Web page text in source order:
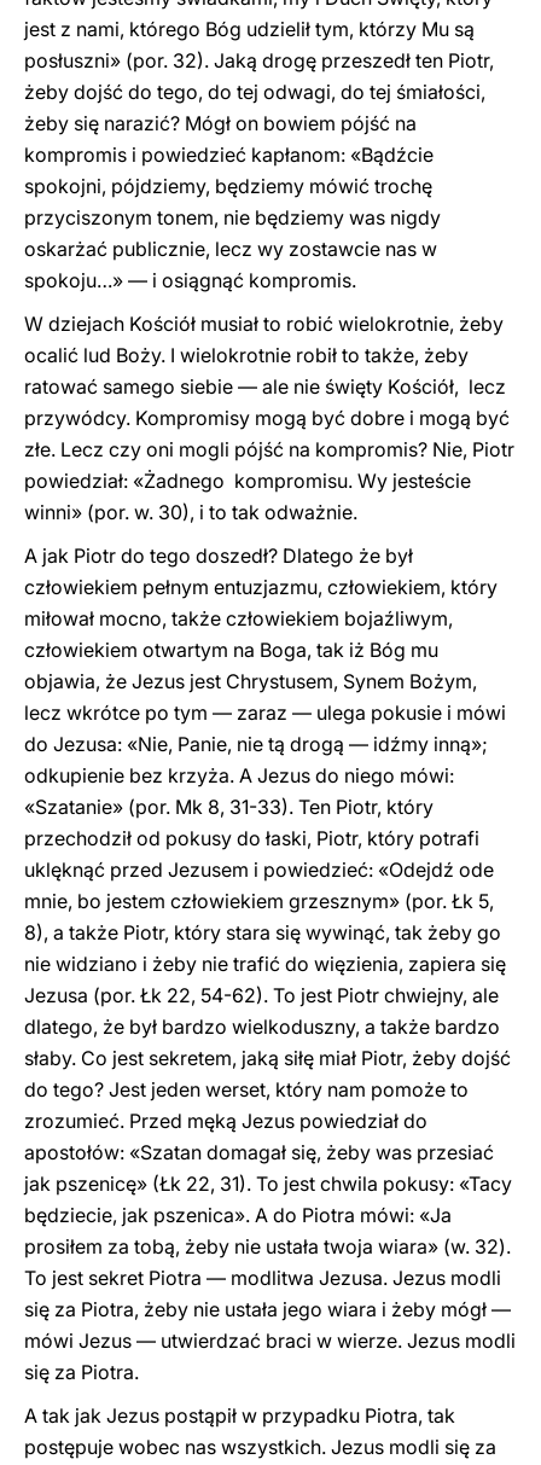
jest z nami, którego Bóg udzielił tym, którzy Mu są
posłuszni» (por. 32). Jaką drogę przeszedł ten Piotr,
żeby dojść do tego, do tej odwagi, do tej śmiałości,
żeby się narazić? Mógł on bowiem pójść na
kompromis i powiedzieć kapłanom: «Bądźcie
spokojni, pójdziemy, będziemy mówić trochę
przyciszonym tonem, nie będziemy was nigdy
oskarżać publicznie, lecz wy zostawcie nas w
spokoju…» — i osiągnąć kompromis.
W dziejach Kościół musiał to robić wielokrotnie, żeby
ocalić lud Boży. I wielokrotnie robił to także, żeby
ratować samego siebie — ale nie święty Kościół, lecz
przywódcy. Kompromisy mogą być dobre i mogą być
złe. Lecz czy oni mogli pójść na kompromis? Nie, Piotr
powiedział: «Żadnego kompromisu. Wy jesteście
winni» (por. w. 30), i to tak odważnie.
A jak Piotr do tego doszedł? Dlatego że był
człowiekiem pełnym entuzjazmu, człowiekiem, który
miłował mocno, także człowiekiem bojaźliwym,
człowiekiem otwartym na Boga, tak iż Bóg mu
objawia, że Jezus jest Chrystusem, Synem Bożym,
lecz wkrótce po tym — zaraz — ulega pokusie i mówi
do Jezusa: «Nie, Panie, nie tą drogą — idźmy inną»;
odkupienie bez krzyża. A Jezus do niego mówi:
«Szatanie» (por. Mk 8, 31-33). Ten Piotr, który
przechodził od pokusy do łaski, Piotr, który potrafi
uklęknąć przed Jezusem i powiedzieć: «Odejdź ode
mnie, bo jestem człowiekiem grzesznym» (por. Łk 5,
8), a także Piotr, który stara się wywinąć, tak żeby go
nie widziano i żeby nie trafić do więzienia, zapiera się
Jezusa (por. Łk 22, 54-62). To jest Piotr chwiejny, ale
dlatego, że był bardzo wielkoduszny, a także bardzo
słaby. Co jest sekretem, jaką siłę miał Piotr, żeby dojść
do tego? Jest jeden werset, który nam pomoże to
zrozumieć. Przed męką Jezus powiedział do
apostołów: «Szatan domagał się, żeby was przesiać
jak pszenicę» (Łk 22, 31). To jest chwila pokusy: «Tacy
będziecie, jak pszenica». A do Piotra mówi: «Ja
prosiłem za tobą, żeby nie ustała twoja wiara» (w. 32).
To jest sekret Piotra — modlitwa Jezusa. Jezus modli
się za Piotra, żeby nie ustała jego wiara i żeby mógł —
mówi Jezus — utwierdzać braci w wierze. Jezus modli
się za Piotra.
A tak jak Jezus postąpił w przypadku Piotra, tak
postępuje wobec nas wszystkich. Jezus modli się za